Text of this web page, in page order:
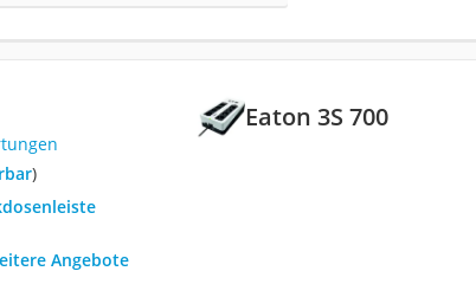
Eaton 3S 700
)
Angebote